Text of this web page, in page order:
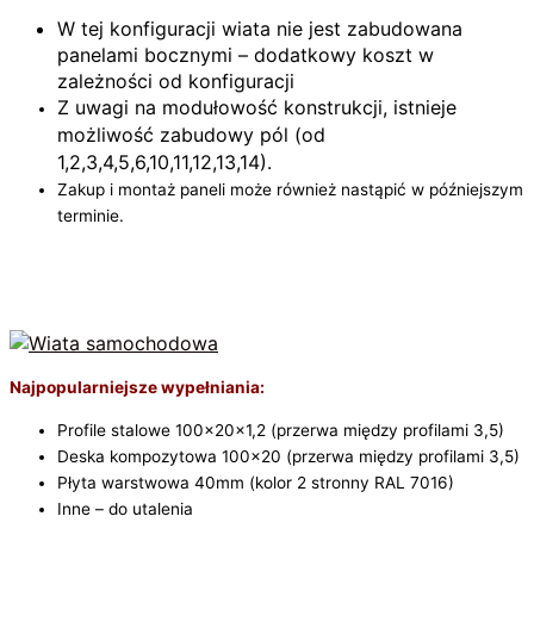
W tej konfiguracji wiata nie jest zabudowana
panelami bocznymi – dodatkowy koszt w
zależności od konfiguracji
Z uwagi na modułowość konstrukcji, istnieje
możliwość zabudowy pól (od
1,2,3,4,5,6,10,11,12,13,14).
Zakup i montaż paneli może również nastąpić w późniejszym
terminie.
Najpopularniejsze wypełniania:
Profile stalowe 100x20x1,2 (przerwa między profilami 3,5)
Deska kompozytowa 100×20 (przerwa między profilami 3,5)
Płyta warstwowa 40mm (kolor 2 stronny RAL 7016)
Inne – do utalenia